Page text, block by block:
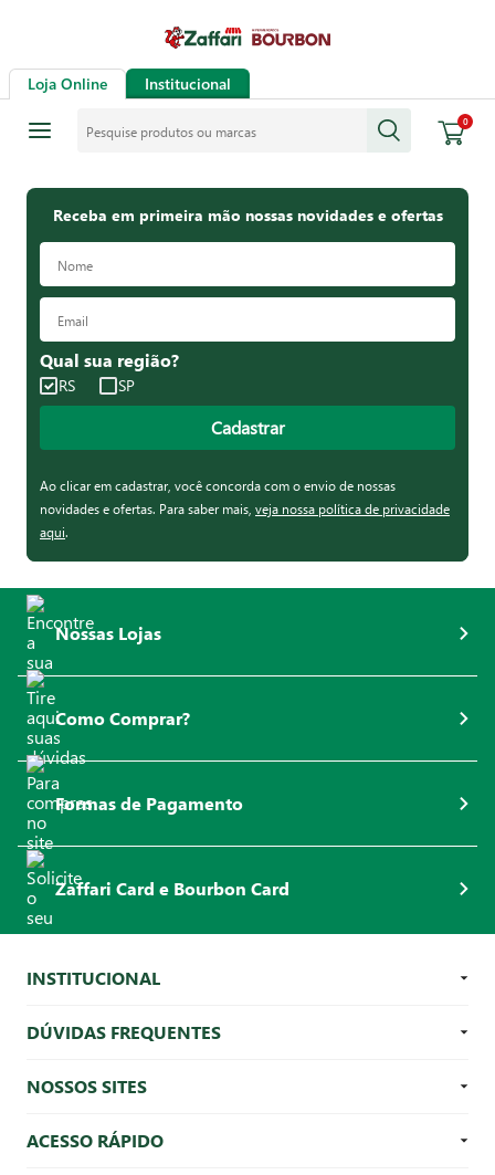
Loja Online Institucional
0
Receba em primeira mão nossas novidades e ofertas
Qual sua região?
RS SP
Cadastrar
Ao clicar em cadastrar, você concorda com o envio de nossas
novidades e ofertas. Para saber mais, veja nossa política de privacidade
aqui.
Nossas Lojas
Como Comprar?
Formas de Pagamento
Zaffari Card e Bourbon Card
INSTITUCIONAL
DÚVIDAS FREQUENTES
NOSSOS SITES
ACESSO RÁPIDO